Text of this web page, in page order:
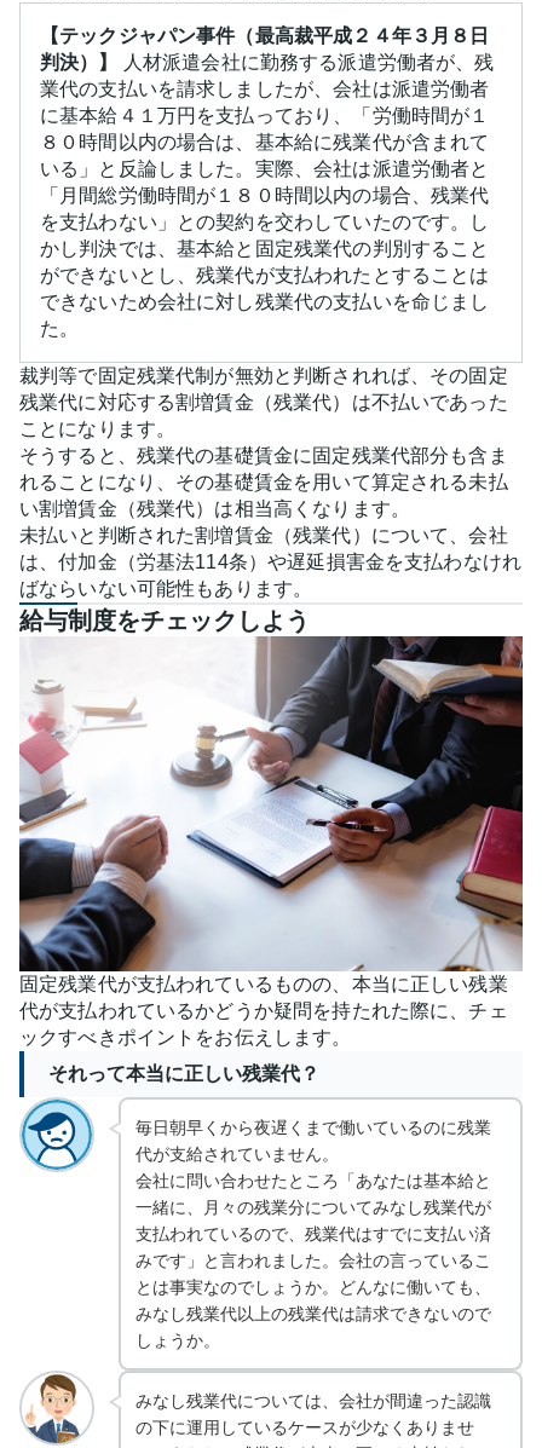
【テックジャパン事件（最高裁平成２４年３月８日
判決）】
人材派遣会社に勤務する派遣労働者が、残
業代の支払いを請求しましたが、会社は派遣労働者
に基本給４１万円を支払っており、「労働時間が１
８０時間以内の場合は、基本給に残業代が含まれて
いる」と反論しました。実際、会社は派遣労働者と
「月間総労働時間が１８０時間以内の場合、残業代
を支払わない」との契約を交わしていたのです。し
かし判決では、基本給と固定残業代の判別すること
ができないとし、残業代が支払われたとすることは
できないため会社に対し残業代の支払いを命じまし
た。
裁判等で固定残業代制が無効と判断されれば、その固定
残業代に対応する割増賃金（残業代）は不払いであった
ことになります。
そうすると、残業代の基礎賃金に固定残業代部分も含ま
れることになり、その基礎賃金を用いて算定される未払
い割増賃金（残業代）は相当高くなります。
未払いと判断された割増賃金（残業代）について、会社
は、付加金（労基法114条）や遅延損害金を支払わなけれ
ばならいない可能性もあります。
給与制度をチェックしよう
固定残業代が支払われているものの、本当に正しい残業
代が支払われているかどうか疑問を持たれた際に、チェ
ックすべきポイントをお伝えします。
それって本当に正しい残業代？
毎日朝早くから夜遅くまで働いているのに残業
代が支給されていません。
会社に問い合わせたところ「あなたは基本給と
一緒に、月々の残業分についてみなし残業代が
支払われているので、残業代はすでに支払い済
みです」と言われました。会社の言っているこ
とは事実なのでしょうか。どんなに働いても、
みなし残業代以上の残業代は請求できないので
しょうか。
みなし残業代については、会社が間違った認識
の下に運用しているケースが少なくありませ